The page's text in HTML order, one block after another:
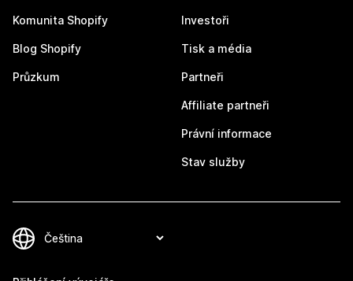
Komunita Shopify
Blog Shopify
Průzkum
Investoři
Tisk a média
Partneři
Affiliate partneři
Právní informace
Stav služby